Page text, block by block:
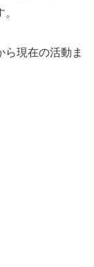
ら現在の活動ま